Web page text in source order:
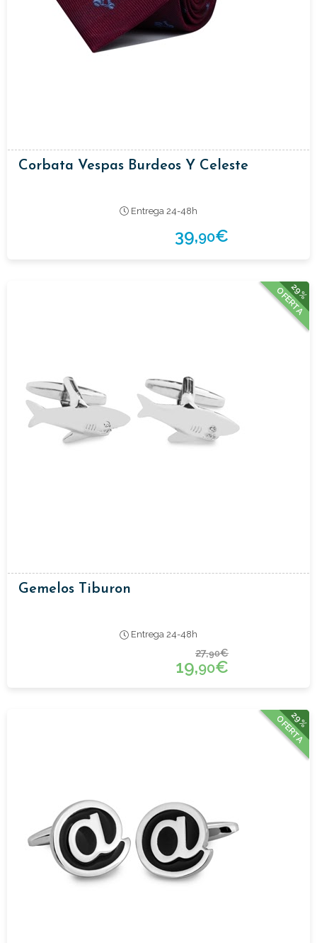
Corbata Vespas Burdeos Y Celeste
Entrega 24-48h
39,90€
29%
OFERTA
Gemelos Tiburon
Entrega 24-48h
27,90€
19,90€
29%
OFERTA